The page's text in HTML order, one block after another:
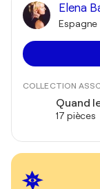
Elena
Espagne
COLLECTION
Quand
17 pièces